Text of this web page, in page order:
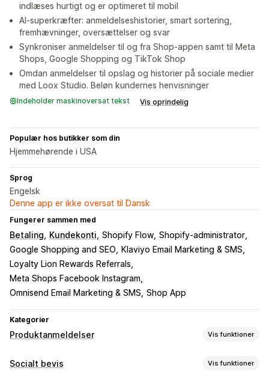
indlæses hurtigt og er optimeret til mobil
AI-superkræfter: anmeldelseshistorier, smart sortering,
fremhævninger, oversættelser og svar
Synkroniser anmeldelser til og fra Shop-appen samt til Meta
Shops, Google Shopping og TikTok Shop
Omdan anmeldelser til opslag og historier på sociale medier
med Loox Studio. Beløn kundernes henvisninger
Indeholder maskinoversat tekst Vis oprindelig
Populær hos butikker som din
Hjemmehørende i USA
Sprog
Engelsk
Denne app er ikke oversat til Dansk
Fungerer sammen med
Betaling Kundekonti Shopify Flow Shopify-administrator
Google Shopping and SEO
Klaviyo Email Marketing & SMS
Loyalty Lion Rewards Referrals
Meta Shops Facebook Instagram
Omnisend Email Marketing & SMS Shop App
Kategorier
Produktanmeldelser Vis funktioner
Visningsindstillinger
Socialt bevis Vis funktioner